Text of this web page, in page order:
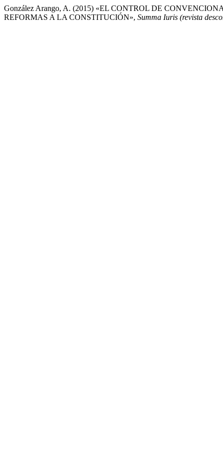
González Arango, A. (2015) «EL CONTROL DE
REFORMAS A LA CONSTITUCIÓN», Summa Iuris (revista